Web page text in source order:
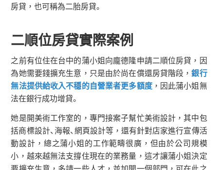
房貸，也可稱為二胎房貸。
二順位房貸實際案例
之前有位住在台中的蒲小姐向龐德隆申請二順位房貸，因
為她需要錢擴充生意，只是由於尚在償還房貸階段，銀行
無法提供給收入不穩的自營業者更多額度，因此蒲小姐無
法在銀行成功增貸。
她是開美術工作室的，專門接案子幫忙美術設計，其中包
括商標設計、海報、網頁設計等，還有針對店家進行宣傳活
動設計，總之蒲小姐的工作範疇很廣，但由於公司規模
小，越來越無法支撐住現在的業務量，這才讓蒲小姐決定